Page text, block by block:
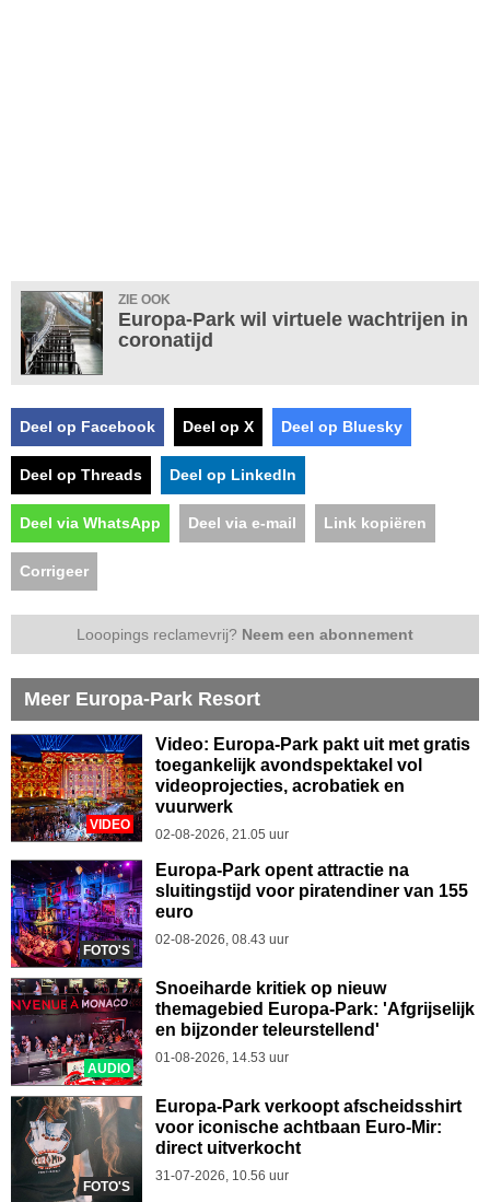
ZIE OOK
Europa-Park wil virtuele wachtrijen in
coronatijd
Deel op Facebook Deel op X Deel op Bluesky
Deel op Threads Deel op LinkedIn
Deel via WhatsApp Deel via e-mail Link kopiëren
Corrigeer
Looopings reclamevrij? Neem een abonnement
Meer Europa-Park Resort
VIDEO
Video: Europa-Park pakt uit met gratis
toegankelijk avondspektakel vol
videoprojecties, acrobatiek en
vuurwerk
02-08-2026, 21.05 uur
FOTO'S
Europa-Park opent attractie na
sluitingstijd voor piratendiner van 155
euro
02-08-2026, 08.43 uur
AUDIO
Snoeiharde kritiek op nieuw
themagebied Europa-Park: 'Afgrijselijk
en bijzonder teleurstellend'
01-08-2026, 14.53 uur
FOTO'S
Europa-Park verkoopt afscheidsshirt
voor iconische achtbaan Euro-Mir:
direct uitverkocht
31-07-2026, 10.56 uur